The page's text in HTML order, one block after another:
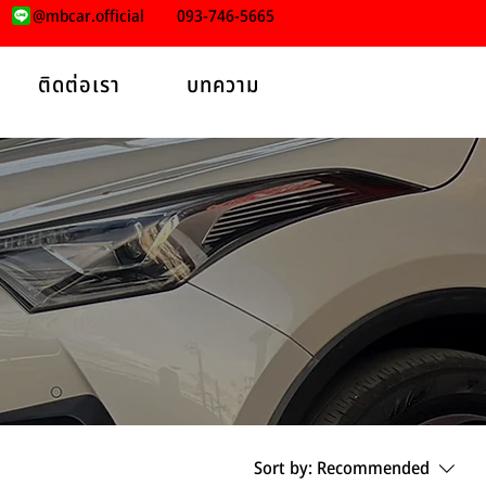
@mbcar.official 093-746-5665
ติดต่อเรา บทความ
Sort by: Recommended